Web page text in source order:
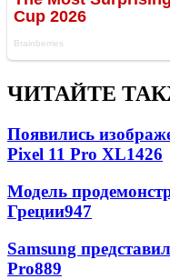
ЧИТАЙТЕ
Появились
Pixel 11 Pro XL1426
Модель
Греции947
Samsung
Pro889